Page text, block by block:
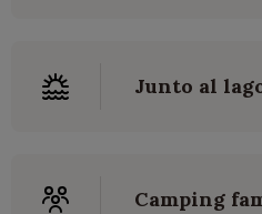
Junto al
Camping